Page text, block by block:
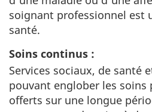
soignant professionnel est
santé.
Soins continus :
Services sociaux, de santé
pouvant englober les
offerts sur une longue